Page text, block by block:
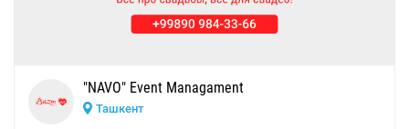
"NAVO" Event Managament
Ташкент